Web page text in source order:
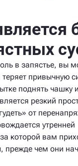
в запястье, вы
теряет привычную
поднять чашку
резкий
от
утренней
которой вам
прежде чем они